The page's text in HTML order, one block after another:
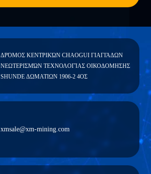
ΔΡΌΜΟΣ ΚΕΝΤΡΙΚΏΝ CHAOGUI ΓΙΑΓΙΆΔΩΝ
ΝΕΩΤΕΡΙΣΜΏΝ ΤΕΧΝΟΛΟΓΊΑΣ ΟΙΚΟΔΟΜΗΣΗΣ
SHUNDE ΔΩΜΑΤΙΩΝ 1906-2 4ΟΣ
xmsale@xm-mining.com